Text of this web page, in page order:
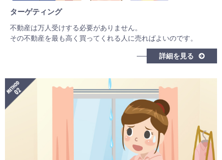
ターゲティング
不動産は万人受けする必要がありません。
その不動産を最も高く買ってくれる人に売ればよいのです。
詳細を見る